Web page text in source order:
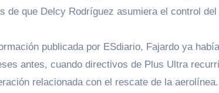
de que Delcy Rodríguez asumiera el control
publicada por ESdiario, Fajardo ya
antes, cuando directivos de Plus Ultra
relacionada con el rescate de la